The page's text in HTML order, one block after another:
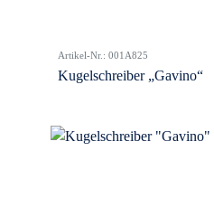
Artikel-Nr.: 001A825
Kugelschreiber „Gavino“